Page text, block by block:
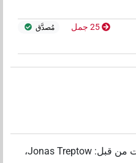
25 جمل مُصدَّق
من قبل:
Jonas Treptow،